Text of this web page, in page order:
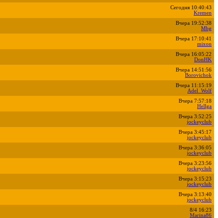
Сегодня 10:40:43
Kremen
Вчера 19:52:38
Mbg
Вчера 17:10:41
mixon
Вчера 16:05:22
DonHK
Вчера 14:51:56
Borovichok
Вчера 11:15:19
Adel_Wolf
Вчера 7:57:18
Hellga
Вчера 3:52:25
jockeyclub
Вчера 3:45:17
jockeyclub
Вчера 3:36:05
jockeyclub
Вчера 3:23:56
jockeyclub
Вчера 3:15:23
jockeyclub
Вчера 3:13:40
jockeyclub
8/4 16:23
Marina86